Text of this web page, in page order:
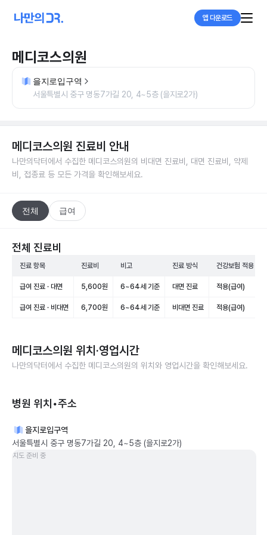
앱 다운로드
메디코스의원
을지로입구역
서울특별시 중구 명동7가길 20, 4~5층 (을지로2가)
메디코스의원 진료비 안내
나만의닥터에서 수집한 메디코스의원의 비대면 진료비, 대면 진료비, 약제
비, 접종료 등 모든 가격을 확인해보세요.
전체 급여
전체 진료비
진료 항목 진료비 비고 진료 방식 건강보험 적용
급여 진료 · 대면 5,600원 6~64세 기준 대면 진료 적용(급여)
급여 진료 · 비대면 6,700원 6~64세 기준 비대면 진료 적용(급여)
메디코스의원 위치·영업시간
나만의닥터에서 수집한 메디코스의원의 위치와 영업시간을 확인해보세요.
병원 위치•주소
을지로입구역
서울특별시 중구 명동7가길 20, 4~5층 (을지로2가)
지도 준비 중